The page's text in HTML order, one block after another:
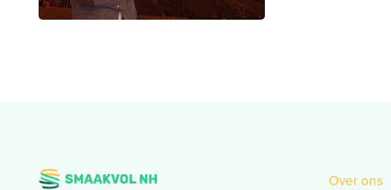
Over ons